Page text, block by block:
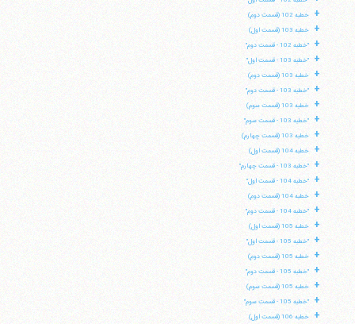
+ خطبه 102 (قسمت دوم)
+ خطبه 103 (قسمت اول)
+ "خطبه 102 - قسمت دوم"
+ "خطبه 103 - قسمت اول"
+ خطبه 103 (قسمت دوم)
+ "خطبه 103 - قسمت دوم"
+ خطبه 103 (قسمت سوم)
+ "خطبه 103 - قسمت سوم"
+ خطبه 103 (قسمت چهارم)
+ خطبه 104 (قسمت اول)
+ "خطبه 103 - قسمت چهارم"
+ "خطبه 104 - قسمت اول"
+ خطبه 104 (قسمت دوم)
+ "خطبه 104 - قسمت دوم"
+ خطبه 105 (قسمت اول)
+ "خطبه 105 - قسمت اول"
+ خطبه 105 (قسمت دوم)
+ "خطبه 105 - قسمت دوم"
+ خطبه 105 (قسمت سوم)
+ "خطبه 105 - قسمت سوم"
+ خطبه 106 (قسمت اول)